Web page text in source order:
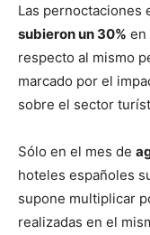
Las pernoctaciones
subieron un 30% en
respecto al mismo
marcado por el
sobre el sector
Sólo en el mes de
hoteles españoles
supone multiplicar
realizadas en el